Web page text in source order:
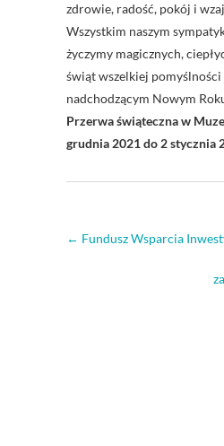
zdrowie, radość, pokój i
Wszystkim naszym
życzymy magicznych,
świąt wszelkiej
nadchodzącym Nowym
Przerwa świąteczna w
grudnia 2021 do 2 stycznia
← Fundusz Wsparcia